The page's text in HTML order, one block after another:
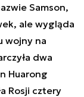
Samson,
ale wygląda
wojny na
dwa
Huarong
Rosji cztery